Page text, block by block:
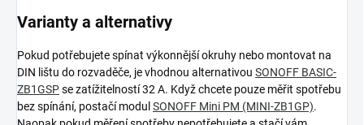
Varianty a alternativy
Pokud potřebujete spínat výkonnější okruhy nebo montovat na
DIN lištu do rozvaděče, je vhodnou alternativou SONOFF BASIC-
ZB1GSPse zatížitelností 32 A. Když chcete pouze měřit spotřebu
bez spínání, postačí modul SONOFF Mini PM (MINI-ZB1GP).